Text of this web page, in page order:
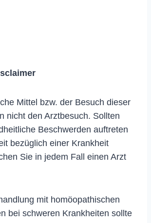
Mittel bzw. der Besuch dieser
nicht den Arztbesuch. Sollten
Beschwerden auftreten
bezüglich einer Krankheit
Sie in jedem Fall einen Arzt
mit homöopathischen
bei schweren Krankheiten sollte